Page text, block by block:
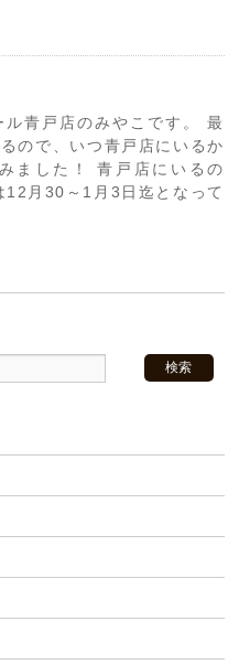
青戸店のみやこです。 最
ので、いつ青戸店にいるか
ました！ 青戸店にいるの
月30～1月3日迄となって